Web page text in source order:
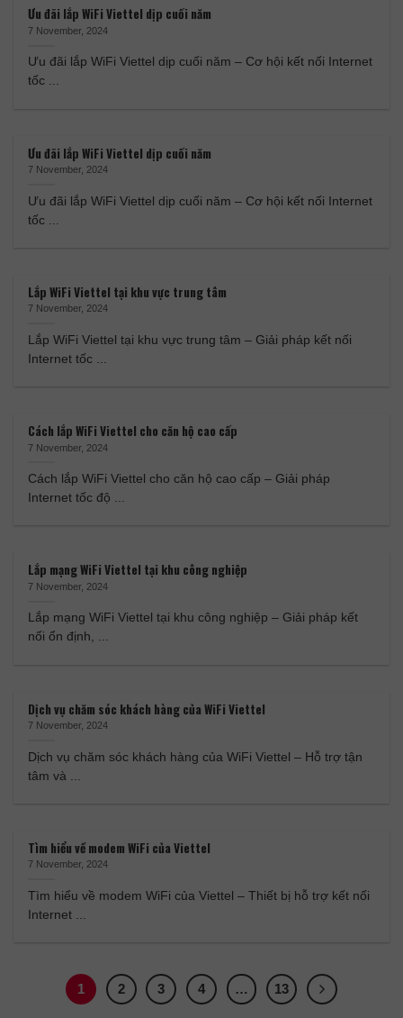
Ưu đãi lắp WiFi Viettel dịp cuối năm
7 November, 2024
Ưu đãi lắp WiFi Viettel dịp cuối năm – Cơ hội kết nối Internet
tốc ...
Ưu đãi lắp WiFi Viettel dịp cuối năm
7 November, 2024
Ưu đãi lắp WiFi Viettel dịp cuối năm – Cơ hội kết nối Internet
tốc ...
Lắp WiFi Viettel tại khu vực trung tâm
7 November, 2024
Lắp WiFi Viettel tại khu vực trung tâm – Giải pháp kết nối
Internet tốc ...
Cách lắp WiFi Viettel cho căn hộ cao cấp
7 November, 2024
Cách lắp WiFi Viettel cho căn hộ cao cấp – Giải pháp
Internet tốc độ ...
Lắp mạng WiFi Viettel tại khu công nghiệp
7 November, 2024
Lắp mạng WiFi Viettel tại khu công nghiệp – Giải pháp kết
nối ổn định, ...
Dịch vụ chăm sóc khách hàng của WiFi Viettel
7 November, 2024
Dịch vụ chăm sóc khách hàng của WiFi Viettel – Hỗ trợ tận
tâm và ...
Tìm hiểu về modem WiFi của Viettel
7 November, 2024
Tìm hiểu về modem WiFi của Viettel – Thiết bị hỗ trợ kết nối
Internet ...
1 2 3 4 … 13